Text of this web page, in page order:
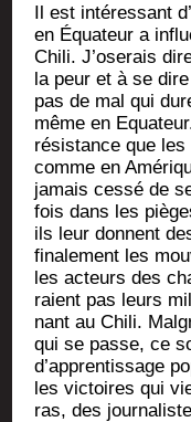
Il est inté­res­sant
en Équa­teur a
Chi­li. J’oserais
la peur et à se
pas de mal qui
même en
résis­tance que
comme en
jamais ces­sé de
fois dans les
ils leur donnent
fina­le­ment les
les acteurs des
raient pas leurs
nant au Chi­li.
qui se passe, ce
d’apprentissage
les vic­toires qui
ras, des